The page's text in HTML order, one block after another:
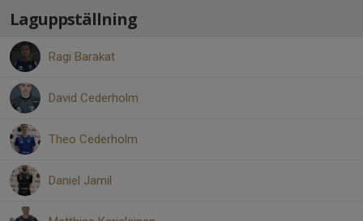
Laguppställning
Ragi Barakat
David Cederholm
Theo Cederholm
Daniel Jamil